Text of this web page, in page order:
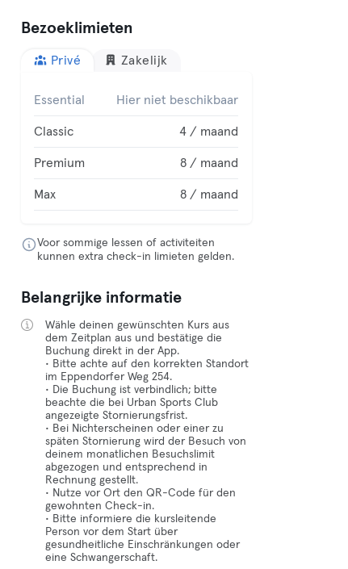
Bezoeklimieten
Privé Zakelijk
Essential Hier niet beschikbaar
Classic 4 / maand
Premium 8 / maand
Max 8 / maand
Voor sommige lessen of activiteiten
kunnen extra check-in limieten gelden.
Belangrijke informatie
Wähle deinen gewünschten Kurs aus
dem Zeitplan aus und bestätige die
Buchung direkt in der App.
• Bitte achte auf den korrekten Standort
im Eppendorfer Weg 254.
• Die Buchung ist verbindlich; bitte
beachte die bei Urban Sports Club
angezeigte Stornierungsfrist.
• Bei Nichterscheinen oder einer zu
späten Stornierung wird der Besuch von
deinem monatlichen Besuchslimit
abgezogen und entsprechend in
Rechnung gestellt.
• Nutze vor Ort den QR-Code für den
gewohnten Check-in.
• Bitte informiere die kursleitende
Person vor dem Start über
gesundheitliche Einschränkungen oder
eine Schwangerschaft.